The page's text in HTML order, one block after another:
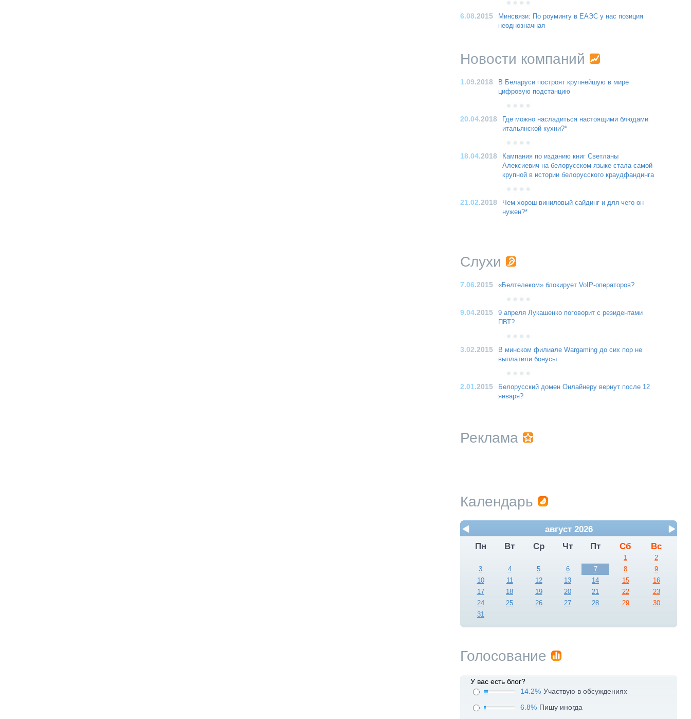
6.08.2015
Минсвязи: По роумингу в ЕАЭС у нас позиция
неоднозначная
Новости компаний
1.09.2018
В Беларуси построят крупнейшую в мире
цифровую подстанцию
20.04.2018
Где можно насладиться настоящими блюдами
итальянской кухни?*
18.04.2018
Кампания по изданию книг Светланы
Алексиевич на белорусском языке стала самой
крупной в истории белорусского краудфандинга
21.02.2018
Чем хорош виниловый сайдинг и для чего он
нужен?*
Слухи
7.06.2015 «Белтелеком» блокирует VoIP-операторов?
9.04.2015
9 апреля Лукашенко поговорит с резидентами
ПВТ?
3.02.2015
В минском филиале Wargaming до сих пор не
выплатили бонусы
2.01.2015
Белорусский домен Онлайнеру вернут после 12
января?
Реклама
Календарь
август 2026
Пн
Вт Ср Чт Пт Сб Вс
1
2
3
4 5 6 7 8
9
10
11 12 13 14 15
16
17
18 19 20 21 22
23
24
25 26 27 28 29
30
31
Голосование
У вас есть блог?
14.2% Участвую в обсуждениях
6.8% Пишу иногда